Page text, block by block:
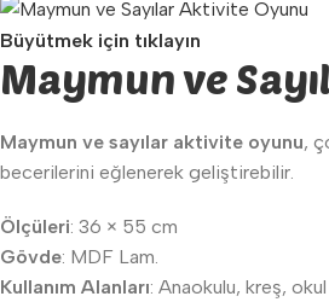
Büyütmek için tıklayın
Maymun ve
Maymun ve sayılar aktivite oyunu,
becerilerini eğlenerek geliştirebilir.
Ölçüleri: 36 × 55 cm
Gövde: MDF Lam.
Kullanım Alanları: Anaokulu, kreş,